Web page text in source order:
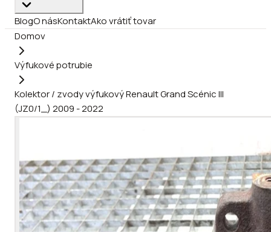
BlogO násKontaktAko vrátiť tovar
Domov
Výfukové potrubie
Kolektor / zvody výfukový Renault Grand Scénic III
(JZ0/1_) 2009 - 2022